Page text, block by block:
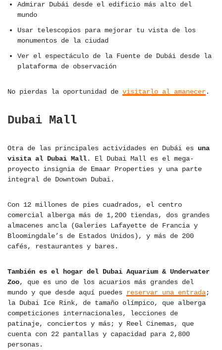
Admirar Dubái desde el edificio más alto del
mundo
Usar telescopios para mejorar tu vista de los
monumentos de la ciudad
Ver el espectáculo de la Fuente de Dubái desde la
plataforma de observación
No pierdas la oportunidad de visitarlo al amanecer.
Dubai Mall
Otra de las principales actividades en Dubái es una
visita al Dubai Mall. El Dubai Mall es el mega-
proyecto insignia de Emaar Properties y una parte
integral de Downtown Dubai.
Con 12 millones de pies cuadrados, el centro
comercial alberga más de 1,200 tiendas, dos grandes
almacenes ancla (Galeries Lafayette de Francia y
Bloomingdale’s de Estados Unidos), y más de 200
cafés, restaurantes y bares.
También es el hogar del Dubai Aquarium & Underwater
Zoo, que es uno de los acuarios más grandes del
mundo y que desde aquí puedes reservar una entrada;
la Dubai Ice Rink, de tamaño olímpico, que alberga
competiciones internacionales, lecciones de
patinaje, conciertos y más; y Reel Cinemas, que
cuenta con 22 pantallas y capacidad para 2,800
personas.